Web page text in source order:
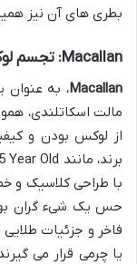
بطری های آن نیز
Macallan: تجسم لوکس بودن
Macallan، به عنوان
مالت اسکاتلندی،
از لوکس بودن و
با طراحی کلاسیک و
حس یک شیء گران
فاخر و جزئیات
یا چرمی قرار می